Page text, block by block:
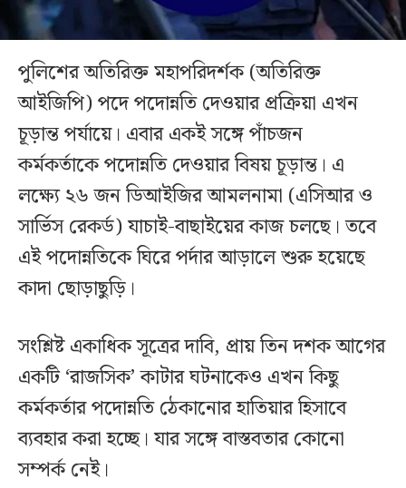
পুলিশের অতিরিক্ত মহাপরিদর্শক (অতিরিক্ত
আইজিপি) পদে পদোন্নতি দেওয়ার প্রক্রিয়া এখন
চূড়ান্ত পর্যায়ে। এবার একই সঙ্গে পাঁচজন
কর্মকর্তাকে পদোন্নতি দেওয়ার বিষয় চূড়ান্ত। এ
লক্ষ্যে ২৬ জন ডিআইজির আমলনামা (এসিআর ও
সার্ভিস রেকর্ড) যাচাই-বাছাইয়ের কাজ চলছে। তবে
এই পদোন্নতিকে ঘিরে পর্দার আড়ালে শুরু হয়েছে
কাদা ছোড়াছুড়ি।
সংশ্লিষ্ট একাধিক সূত্রের দাবি, প্রায় তিন দশক আগের
একটি ‘রাজসিক’ কাটার ঘটনাকেও এখন কিছু
কর্মকর্তার পদোন্নতি ঠেকানোর হাতিয়ার হিসাবে
ব্যবহার করা হচ্ছে। যার সঙ্গে বাস্তবতার কোনো
সম্পর্ক নেই।